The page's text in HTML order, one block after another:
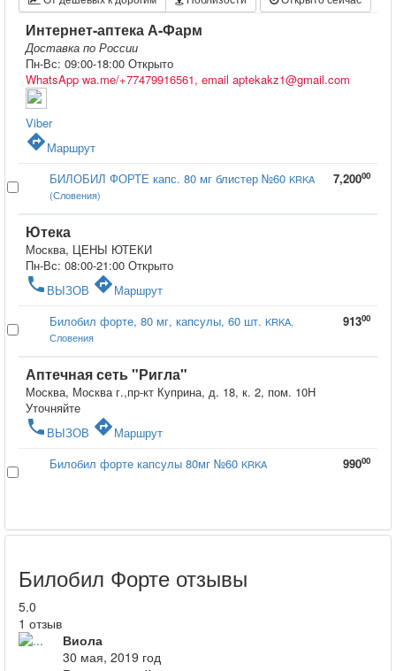
Интернет-аптека А-Фарм
Доставка по России
Пн-Вс: 09:00-18:00 Открыто
WhatsApp wa.me/+77479916561, email aptekakz1@gmail.com
Viber
directionsМаршрут
БИЛОБИЛ ФОРТЕ капс. 80 мг блистер №60 KRKA
(Словения)
7,20000
Ютека
Москва, ЦЕНЫ ЮТЕКИ
Пн-Вс: 08:00-21:00 Открыто
phone ВЫЗОВ directionsМаршрут
Билобил форте, 80 мг, капсулы, 60 шт. KRKA,
Словения
91300
Аптечная сеть "Ригла"
Москва, Москва г.,пр-кт Куприна, д. 18, к. 2, пом. 10Н
Уточняйте
phone ВЫЗОВ directionsМаршрут
Билобил форте капсулы 80мг №60 KRKA 99000
Билобил Форте отзывы
5.0
1 отзыв
Виола
30 мая, 2019 год